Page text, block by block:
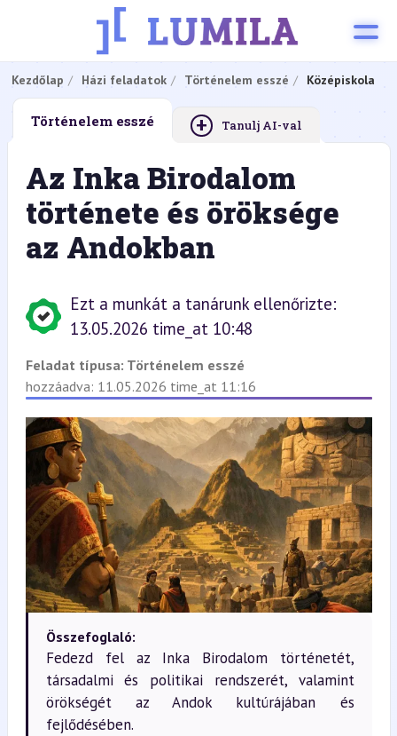
Kezdőlap Házi feladatok Történelem esszé Középiskola
Történelem esszé + Tanulj AI-val
Az Inka Birodalom
története és öröksége
az Andokban
Ezt a munkát a tanárunk ellenőrizte:
13.05.2026 time_at 10:48
Feladat típusa: Történelem esszé
hozzáadva: 11.05.2026 time_at 11:16
Összefoglaló:
Fedezd fel az Inka Birodalom történetét,
társadalmi és politikai rendszerét, valamint
örökségét az Andok kultúrájában és
fejlődésében.